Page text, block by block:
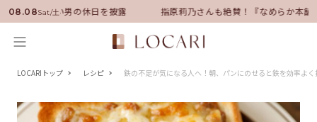
08.08Sat/土
に就任！いい男の休日を披露 指原莉乃さんも絶賛！『なめらか本舗
LOCARIトップ レシピ 鉄の不足が気になる人へ！朝、パンにのせると鉄を効率よ